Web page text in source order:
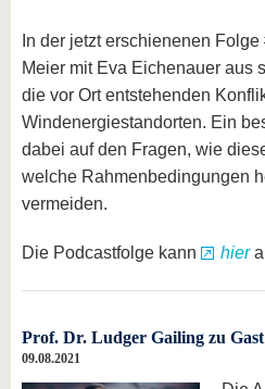
In der jetzt erschienenen
Meier mit Eva Eichenauer aus
die vor Ort entstehenden
Windenergiestandorten. Ein
dabei auf den Fragen, wie
welche Rahmenbedingungen
vermeiden.
Die Podcastfolge kann hier
Prof. Dr. Ludger Gailing zu
09.08.2021